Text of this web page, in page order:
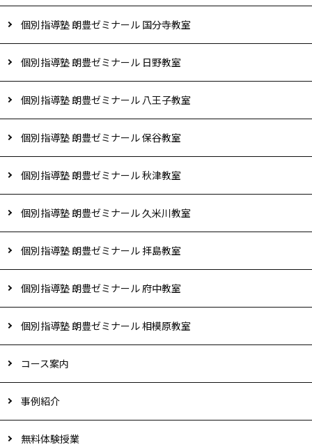
個別指導塾 朗豊ゼミナール 国分寺教室
個別指導塾 朗豊ゼミナール 日野教室
個別指導塾 朗豊ゼミナール 八王子教室
個別指導塾 朗豊ゼミナール 保谷教室
個別指導塾 朗豊ゼミナール 秋津教室
個別指導塾 朗豊ゼミナール 久米川教室
個別指導塾 朗豊ゼミナール 拝島教室
個別指導塾 朗豊ゼミナール 府中教室
個別指導塾 朗豊ゼミナール 相模原教室
コース案内
事例紹介
無料体験授業